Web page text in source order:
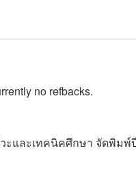
no refbacks.
ะและเทคนิคศึกษา จัดพิม